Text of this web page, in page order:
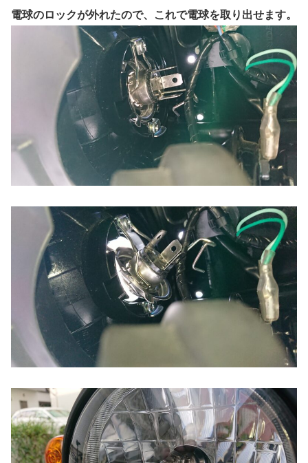
電球のロックが外れたので、これで電球を取り出せます。